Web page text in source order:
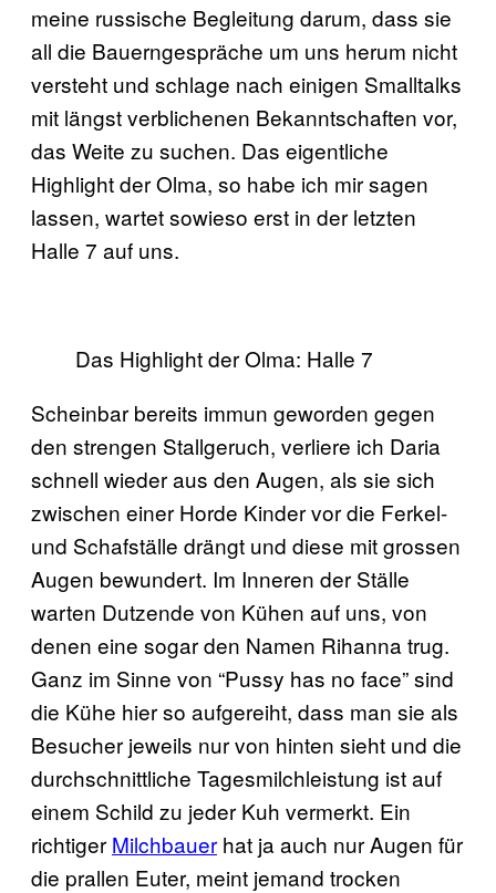
meine russische Begleitung darum, dass sie
all die Bauerngespräche um uns herum nicht
versteht und schlage nach einigen Smalltalks
mit längst verblichenen Bekanntschaften vor,
das Weite zu suchen. Das eigentliche
Highlight der Olma, so habe ich mir sagen
lassen, wartet sowieso erst in der letzten
Halle 7 auf uns.
Das Highlight der Olma: Halle 7
Scheinbar bereits immun geworden gegen
den strengen Stallgeruch, verliere ich Daria
schnell wieder aus den Augen, als sie sich
zwischen einer Horde Kinder vor die Ferkel-
und Schafställe drängt und diese mit grossen
Augen bewundert. Im Inneren der Ställe
warten Dutzende von Kühen auf uns, von
denen eine sogar den Namen Rihanna trug.
Ganz im Sinne von “Pussy has no face” sind
die Kühe hier so aufgereiht, dass man sie als
Besucher jeweils nur von hinten sieht und die
durchschnittliche Tagesmilchleistung ist auf
einem Schild zu jeder Kuh vermerkt. Ein
richtiger Milchbauer hat ja auch nur Augen für
die prallen Euter, meint jemand trocken